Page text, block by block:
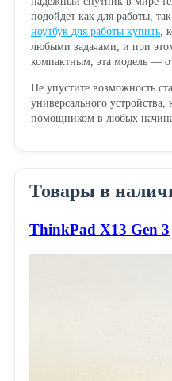
подойдет как для работы,
ноутбук для работы купить,
любыми задачами, и при
компактным, эта модель —
Не упустите возможность
универсального
помощником в любых
Товары в
ThinkPad X13 Gen 3